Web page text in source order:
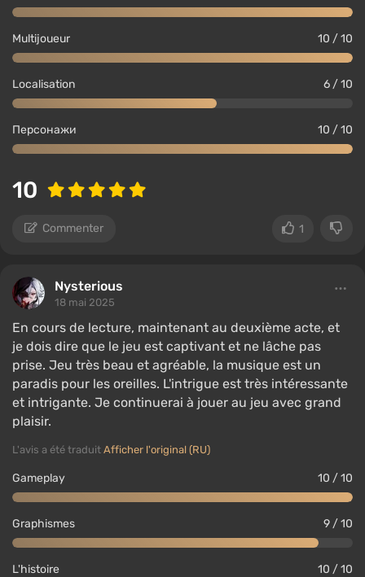
Multijoueur 10 / 10
Localisation 6 / 10
Персонажи 10 / 10
10
Commenter 1
Nysterious
18 mai 2025
En cours de lecture, maintenant au deuxième acte, et
je dois dire que le jeu est captivant et ne lâche pas
prise. Jeu très beau et agréable, la musique est un
paradis pour les oreilles. L'intrigue est très intéressante
et intrigante. Je continuerai à jouer au jeu avec grand
plaisir.
L'avis a été traduit Afficher l'original (RU)
Gameplay 10 / 10
Graphismes 9 / 10
L'histoire 10 / 10